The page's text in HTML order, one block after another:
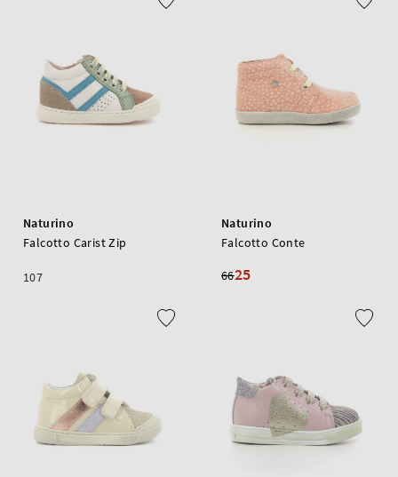
Naturino
Falcotto Carist Zip
107
Naturino
Falcotto Conte
6625